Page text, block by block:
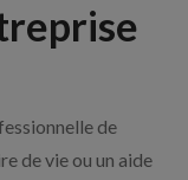
de
de vie ou un aide